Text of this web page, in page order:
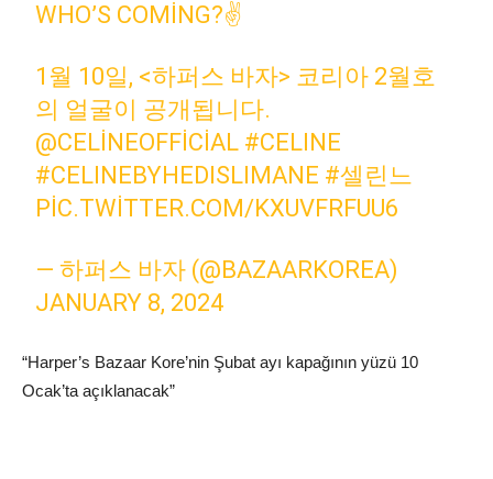
WHO’S COMING?✌
1월 10일, <하퍼스 바자> 코리아 2월호
의 얼굴이 공개됩니다.
@CELINEOFFICIAL #CELINE
#CELINEBYHEDISLIMANE #셀린느
PIC.TWITTER.COM/KXUVFRFUU6
— 하퍼스 바자 (@BAZAARKOREA)
JANUARY 8, 2024
“Harper’s Bazaar Kore’nin Şubat ayı kapağının yüzü 10
Ocak’ta açıklanacak”